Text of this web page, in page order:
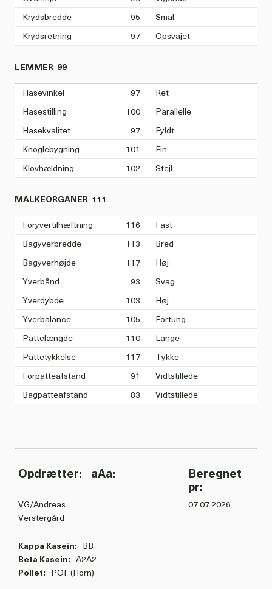
Krydsbredde
95
Smal
Krydsretning
97 Opsvajet
LEMMER 99
Hasevinkel 97
Ret
Hasestilling
100
Parallelle
Hasekvalitet
97
Fyldt
Knoglebygning
101
Fin
Klovhældning
102 Stejl
MALKEORGANER 111
Foryvertilhæftning 116
Fast
Bagyverbredde
113
Bred
Bagyverhøjde
117
Høj
Yverbånd
93
Svag
Yverdybde
103
Høj
Yverbalance
105
Fortung
Pattelængde
110
Lange
Pattetykkelse
117
Tykke
Forpatteafstand
91
Vidtstillede
Bagpatteafstand
83 Vidtstillede
Opdrætter: aAa:
Beregnet
pr:
VG/Andreas
Verstergård
07.07.2026
Kappa Kasein: BB
Beta Kasein: A2A2
Pollet: POF (Horn)